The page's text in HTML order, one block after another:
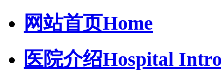
网站首页Home
医院介绍Hospital